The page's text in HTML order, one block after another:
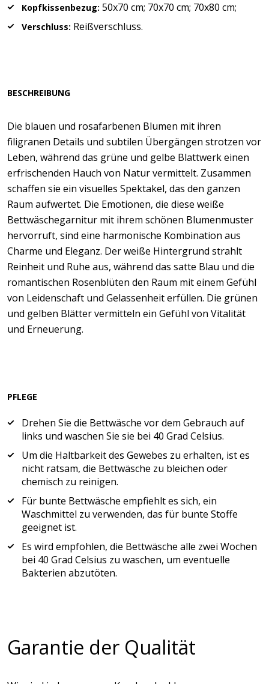
Kopfkissenbezug: 50x70 cm; 70x70 cm; 70x80 cm;
Verschluss: Reißverschluss.
BESCHREIBUNG
Die blauen und rosafarbenen Blumen mit ihren
filigranen Details und subtilen Übergängen strotzen vor
Leben, während das grüne und gelbe Blattwerk einen
erfrischenden Hauch von Natur vermittelt. Zusammen
schaffen sie ein visuelles Spektakel, das den ganzen
Raum aufwertet. Die Emotionen, die diese weiße
Bettwäschegarnitur mit ihrem schönen Blumenmuster
hervorruft, sind eine harmonische Kombination aus
Charme und Eleganz. Der weiße Hintergrund strahlt
Reinheit und Ruhe aus, während das satte Blau und die
romantischen Rosenblüten den Raum mit einem Gefühl
von Leidenschaft und Gelassenheit erfüllen. Die grünen
und gelben Blätter vermitteln ein Gefühl von Vitalität
und Erneuerung.
PFLEGE
Drehen Sie die Bettwäsche vor dem Gebrauch auf
links und waschen Sie sie bei 40 Grad Celsius.
Um die Haltbarkeit des Gewebes zu erhalten, ist es
nicht ratsam, die Bettwäsche zu bleichen oder
chemisch zu reinigen.
Für bunte Bettwäsche empfiehlt es sich, ein
Waschmittel zu verwenden, das für bunte Stoffe
geeignet ist.
Es wird empfohlen, die Bettwäsche alle zwei Wochen
bei 40 Grad Celsius zu waschen, um eventuelle
Bakterien abzutöten.
Garantie der Qualität